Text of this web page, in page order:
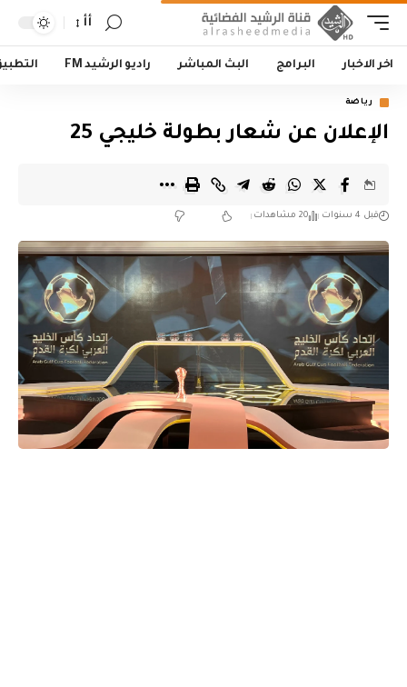
أأ
اخر الاخبار البرامج البث المباشر راديو الرشيد FM
رياضة
الإعلان عن شعار بطولة خليجي 25
قبل 4 سنوات 20 مشاهدات